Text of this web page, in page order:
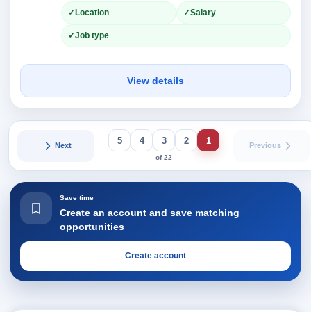
Location Salary
Job type
View details
Previous
1
2
3
4
5
of 22
Next
Save time
Create an account and save matching
opportunities
Create account